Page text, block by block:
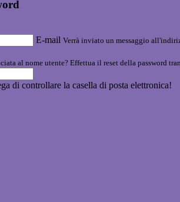
E-mail Verrà inviato un messaggio
al nome utente? Effettua il reset della password
di controllare la casella di posta elettronica!